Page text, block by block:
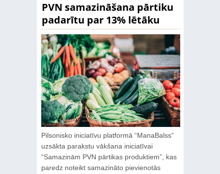
PVN samazināšana pārtiku
padarītu par 13% lētāku
Pilsonisko iniciatīvu platformā “ManaBalss”
uzsākta parakstu vākšana iniciatīvai
“Samazinām PVN pārtikas produktiem”, kas
paredz noteikt samazināto pievienotās